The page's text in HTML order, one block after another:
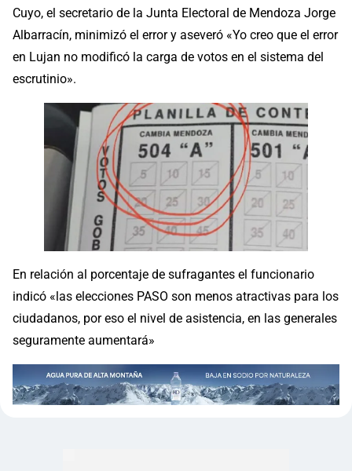
Cuyo, el secretario de la Junta Electoral de Mendoza Jorge
Albarracín, minimizó el error y aseveró «Yo creo que el error
en Lujan no modificó la carga de votos en el sistema del
escrutinio».
En relación al porcentaje de sufragantes el funcionario
indicó «las elecciones PASO son menos atractivas para los
ciudadanos, por eso el nivel de asistencia, en las generales
seguramente aumentará»